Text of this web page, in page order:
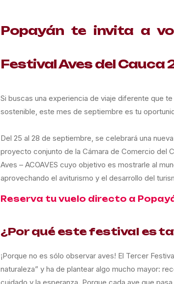
Popayán te invita a
Festival Aves del Cauca
Si buscas una experiencia de viaje diferente que
sostenible, este mes de septiembre es tu
Del 25 al 28 de septiembre, se celebrará una
proyecto conjunto de la Cámara de Comercio del
Aves – ACOAVES cuyo objetivo es mostrarle al
aprovechando el aviturismo y el desarrollo del
Reserva tu vuelo directo a
¿Por qué este festival es
¡Porque no es sólo observar aves! El Tercer
naturaleza” y ha de plantear algo mucho mayor: